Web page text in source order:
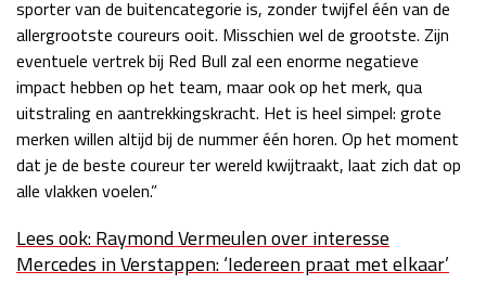
sporter van de buitencategorie is, zonder twijfel één van de
allergrootste coureurs ooit. Misschien wel de grootste. Zijn
eventuele vertrek bij Red Bull zal een enorme negatieve
impact hebben op het team, maar ook op het merk, qua
uitstraling en aantrekkingskracht. Het is heel simpel: grote
merken willen altijd bij de nummer één horen. Op het moment
dat je de beste coureur ter wereld kwijtraakt, laat zich dat op
alle vlakken voelen.”
Lees ook: Raymond Vermeulen over interesse
Mercedes in Verstappen: ‘Iedereen praat met elkaar’